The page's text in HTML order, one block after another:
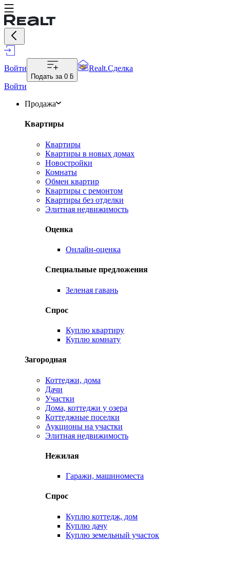
Войти
Подать за 0 ƃ
Realt.Сделка
Войти
Продажа
Квартиры
Квартиры
Квартиры в новых домах
Новостройки
Комнаты
Обмен квартир
Квартиры с ремонтом
Квартиры без отделки
Элитная недвижимость
Оценка
Онлайн-оценка
Специальные предложения
Зеленая гавань
Спрос
Куплю квартиру
Куплю комнату
Загородная
Коттеджи, дома
Дачи
Участки
Дома, коттеджи у озера
Коттеджные поселки
Аукционы на участки
Элитная недвижимость
Нежилая
Гаражи, машиноместа
Спрос
Куплю коттедж, дом
Куплю дачу
Куплю земельный участок